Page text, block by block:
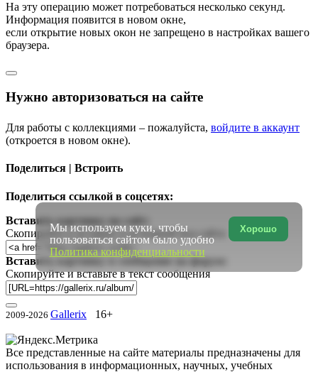
На эту операцию может потребоваться несколько секунд.
Информация появится в новом окне,
если открытие новых окон не запрещено в настройках вашего
браузера.
Нужно авторизоваться на сайте
Для работы с коллекциями – пожалуйста, войдите в аккаунт
(откроется в новом окне).
Поделиться | Встроить
Поделиться ссылкой в соцсетях:
Вставить картинку на сайт:
Скопируйте и вставьте в исходный код сайта
Вставить картинку в сообщение на форум:
Скопируйте и вставьте в текст сообщения
2009-2026 Gallerix 16+
Все представленные на сайте материалы предназначены для
использования в информационных, научных, учебных
Хорошо
Мы используем куки, чтобы
пользоваться сайтом было удобно
Политика конфиденциальности